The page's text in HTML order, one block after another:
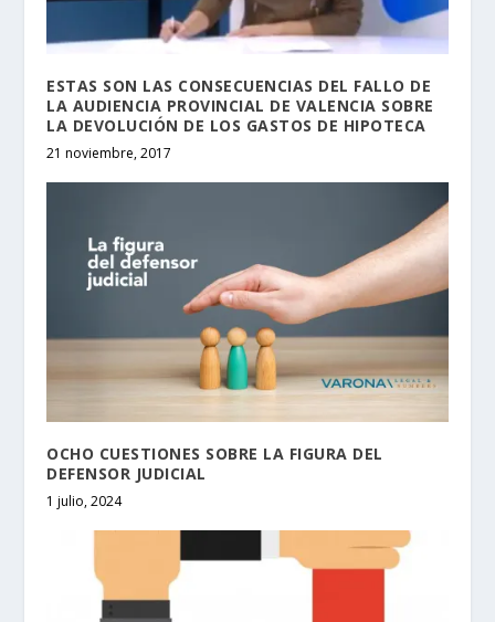
ESTAS SON LAS CONSECUENCIAS DEL FALLO DE
LA AUDIENCIA PROVINCIAL DE VALENCIA SOBRE
LA DEVOLUCIÓN DE LOS GASTOS DE HIPOTECA
21 noviembre, 2017
OCHO CUESTIONES SOBRE LA FIGURA DEL
DEFENSOR JUDICIAL
1 julio, 2024